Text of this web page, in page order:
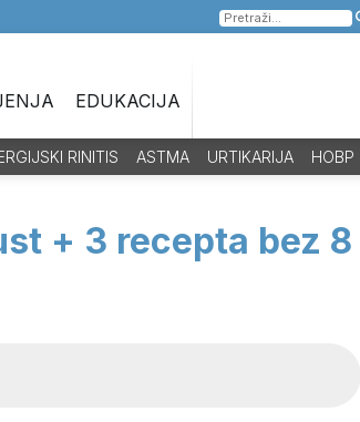
Pretraga
za:
EDUKACIJA
RINITIS ASTMA URTIKARIJA HOBP
+ 3 recepta bez 8